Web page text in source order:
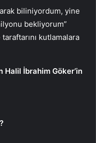
biliniyordum, yine
bekliyorum”
kutlamalara
Halil İbrahim Göker’in